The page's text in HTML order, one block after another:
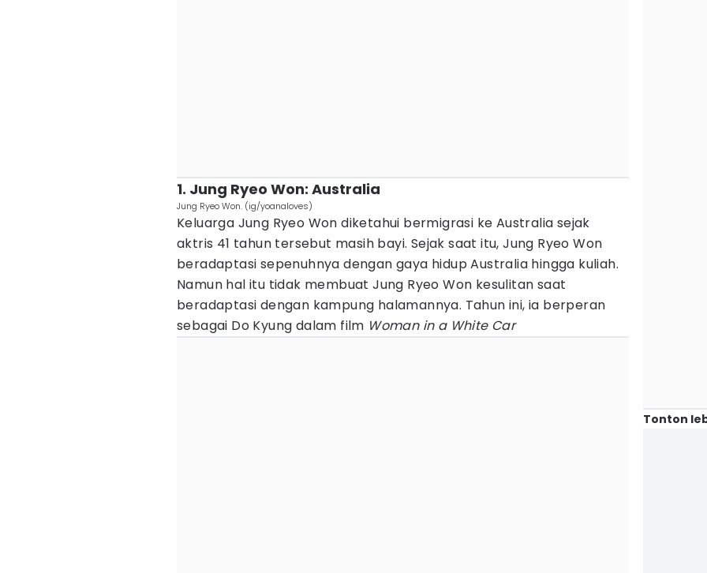
1. Jung Ryeo Won: Australia
Jung Ryeo Won. (ig/yoanaloves)
Keluarga Jung Ryeo Won diketahui bermigrasi ke Australia sejak
aktris 41 tahun tersebut masih bayi. Sejak saat itu, Jung Ryeo Won
beradaptasi sepenuhnya dengan gaya hidup Australia hingga kuliah.
Namun hal itu tidak membuat Jung Ryeo Won kesulitan saat
beradaptasi dengan kampung halamannya. Tahun ini, ia berperan
sebagai Do Kyung dalam film Woman in a White Car
Tonton